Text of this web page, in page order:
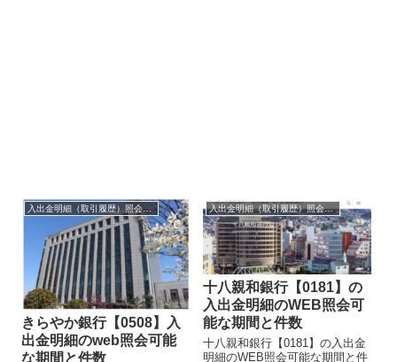
入出金明細（取引履歴）照会・閲覧
きらやか銀行【0508】入
出金明細のweb照会可能
な期間と件数
入出金明細（取引履歴）照会・閲覧
十八親和銀行【0181】の
入出金明細のWEB照会可
能な期間と件数
十八親和銀行【0181】の入出金
明細のWEB照会可能な期間と件